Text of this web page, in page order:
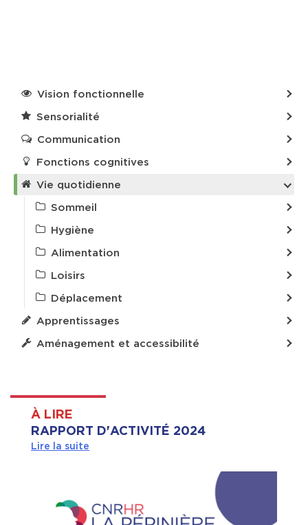
Vision fonctionnelle
Sensorialité
Communication
Fonctions cognitives
Vie quotidienne
Sommeil
Hygiène
Alimentation
Loisirs
Déplacement
Apprentissages
Aménagement et accessibilité
À LIRE
RAPPORT D'ACTIVITÉ 2024
Lire la suite